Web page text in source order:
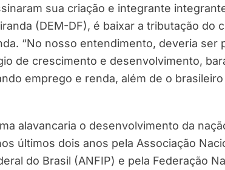
sua criação e integrante
(DEM-DF), é baixar a tributação do
“No nosso entendimento, deveria ser
de crescimento e desenvolvimento,
emprego e renda, além de o
alavancaria o desenvolvimento da
últimos dois anos pela Associação
do Brasil (ANFIP) e pela Federação